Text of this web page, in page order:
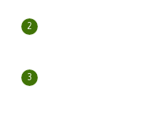
2
3